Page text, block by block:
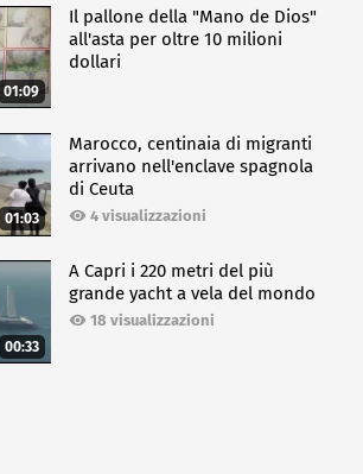
01:09
Il pallone della "Mano de Dios"
all'asta per oltre 10 milioni
dollari
01:03
Marocco, centinaia di migranti
arrivano nell'enclave spagnola
di Ceuta
4 visualizzazioni
00:33
A Capri i 220 metri del più
grande yacht a vela del mondo
18 visualizzazioni